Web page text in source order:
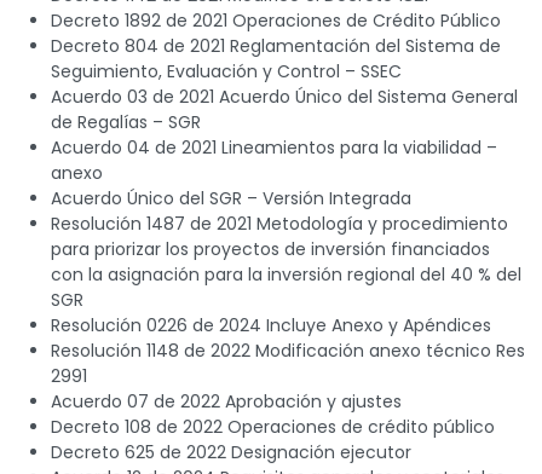
Decreto 1892 de 2021 Operaciones de Crédito Público
Decreto 804 de 2021 Reglamentación del Sistema de
Seguimiento, Evaluación y Control – SSEC
Acuerdo 03 de 2021 Acuerdo Único del Sistema General
de Regalías – SGR
Acuerdo 04 de 2021 Lineamientos para la viabilidad –
anexo
Acuerdo Único del SGR – Versión Integrada
Resolución 1487 de 2021 Metodología y procedimiento
para priorizar los proyectos de inversión financiados
con la asignación para la inversión regional del 40 % del
SGR
Resolución 0226 de 2024 Incluye Anexo y Apéndices
Resolución 1148 de 2022 Modificación anexo técnico Res
2991
Acuerdo 07 de 2022 Aprobación y ajustes
Decreto 108 de 2022 Operaciones de crédito público
Decreto 625 de 2022 Designación ejecutor